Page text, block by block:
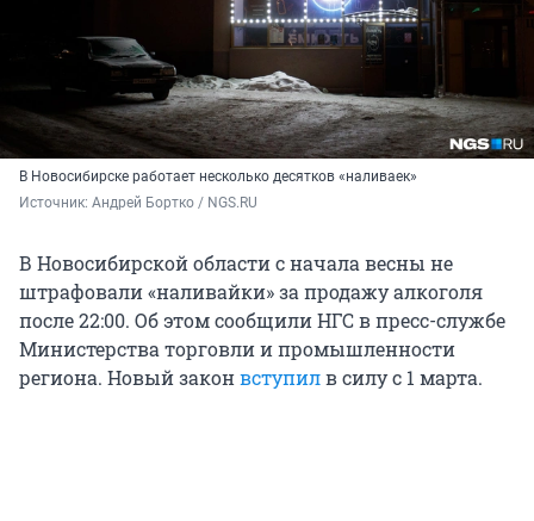
В Новосибирске работает несколько десятков «наливаек»
Источник: Андрей Бортко / NGS.RU
В Новосибирской области с начала весны не
штрафовали «наливайки» за продажу алкоголя
после 22:00. Об этом сообщили НГС в пресс-службе
Министерства торговли и промышленности
региона. Новый законвступилв силу с 1 марта.